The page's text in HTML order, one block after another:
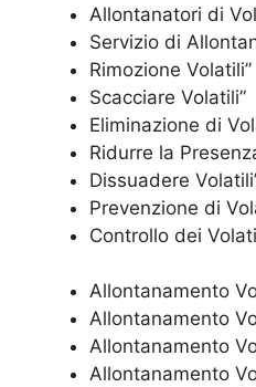
Allontanatori di
Servizio di
Rimozione Volatili”
Scacciare Volatili”
Eliminazione di
Ridurre la
Dissuadere
Prevenzione di
Controllo dei
Allontanamento
Allontanamento
Allontanamento
Allontanamento